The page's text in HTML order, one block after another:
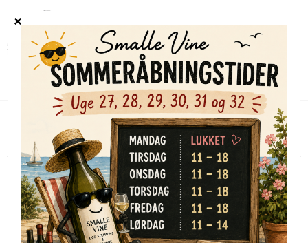
Shop / Alle vine /
Juggernaut, Sonoma Coast, Chardonnay 2022